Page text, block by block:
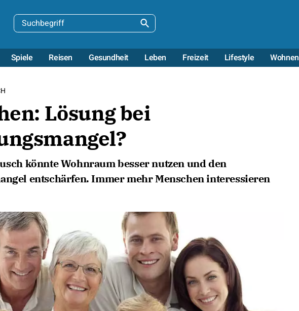
Spiele Reisen Gesundheit Leben Freizeit Lifestyle Wohnen
Lösung bei
könnte Wohnraum besser nutzen und den
entschärfen. Immer mehr Menschen interessieren